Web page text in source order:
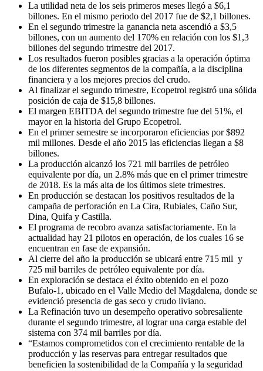
La utilidad neta de los seis primeros meses llegó a $6,1
billones. En el mismo periodo del 2017 fue de $2,1 billones.
En el segundo trimestre la ganancia neta ascendió a $3,5
billones, con un aumento del 170% en relación con los $1,3
billones del segundo trimestre del 2017.
Los resultados fueron posibles gracias a la operación óptima
de los diferentes segmentos de la compañía, a la disciplina
financiera y a los mejores precios del crudo.
Al finalizar el segundo trimestre, Ecopetrol registró una sólida
posición de caja de $15,8 billones.
El margen EBITDA del segundo trimestre fue del 51%, el
mayor en la historia del Grupo Ecopetrol.
En el primer semestre se incorporaron eficiencias por $892
mil millones. Desde el año 2015 las eficiencias llegan a $8
billones.
La producción alcanzó los 721 mil barriles de petróleo
equivalente por día, un 2.8% más que en el primer trimestre
de 2018. Es la más alta de los últimos siete trimestres.
En producción se destacan los positivos resultados de la
campaña de perforación en La Cira, Rubiales, Caño Sur,
Dina, Quifa y Castilla.
El programa de recobro avanza satisfactoriamente. En la
actualidad hay 21 pilotos en operación, de los cuales 16 se
encuentran en fase de expansión.
Al cierre del año la producción se ubicará entre 715 mil y
725 mil barriles de petróleo equivalente por día.
En exploración se destaca el éxito obtenido en el pozo
Bufalo-1, ubicado en el Valle Medio del Magdalena, donde se
evidenció presencia de gas seco y crudo liviano.
La Refinación tuvo un desempeño operativo sobresaliente
durante el segundo trimestre, al lograr una carga estable del
sistema con 374 mil barriles por día.
“Estamos comprometidos con el crecimiento rentable de la
producción y las reservas para entregar resultados que
beneficien la sostenibilidad de la Compañía y la seguridad